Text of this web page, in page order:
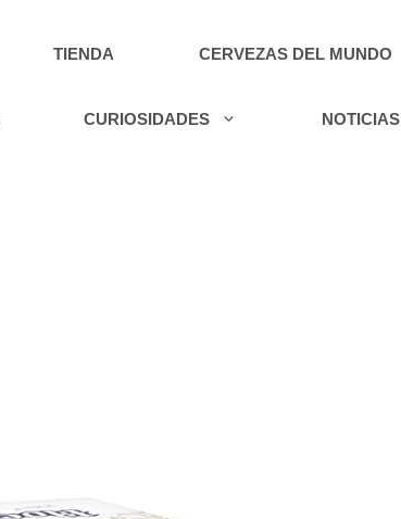
TIENDA CERVEZAS DEL MUNDO
CURIOSIDADES NOTICIAS